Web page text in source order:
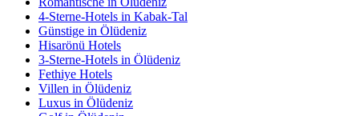
4-Sterne-Hotels in Kabak-Tal
Günstige in Ölüdeniz
Hisarönü Hotels
3-Sterne-Hotels in Ölüdeniz
Fethiye Hotels
Villen in Ölüdeniz
Luxus in Ölüdeniz